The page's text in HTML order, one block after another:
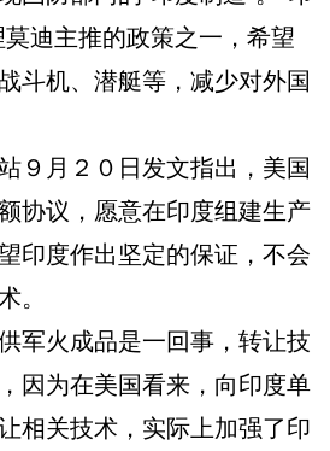
迪主推的政策之一，希望
斗机、潜艇等，减少对外国
月２０日发文指出，美国
协议，愿意在印度组建生产
印度作出坚定的保证，不会
。
火成品是一回事，转让技
因为在美国看来，向印度单
相关技术，实际上加强了印